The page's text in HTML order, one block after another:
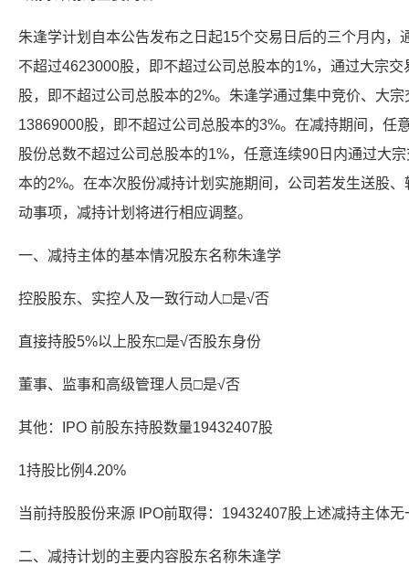
朱逢学计划自本公告发布之日起15个交易日后的三个月内，
不超过4623000股，即不超过公司总股本的1%，通过大宗
股，即不超过公司总股本的2%。朱逢学通过集中竞价、大
13869000股，即不超过公司总股本的3%。在减持期间，任
股份总数不超过公司总股本的1%，任意连续90日内通过大
本的2%。在本次股份减持计划实施期间，公司若发生送股
动事项，减持计划将进行相应调整。
一、减持主体的基本情况股东名称朱逢学
控股股东、实控人及一致行动人□是√否
直接持股5%以上股东□是√否股东身份
董事、监事和高级管理人员□是√否
其他：IPO 前股东持股数量19432407股
1持股比例4.20%
当前持股股份来源 IPO前取得：19432407股上述减持主体
二、减持计划的主要内容股东名称朱逢学